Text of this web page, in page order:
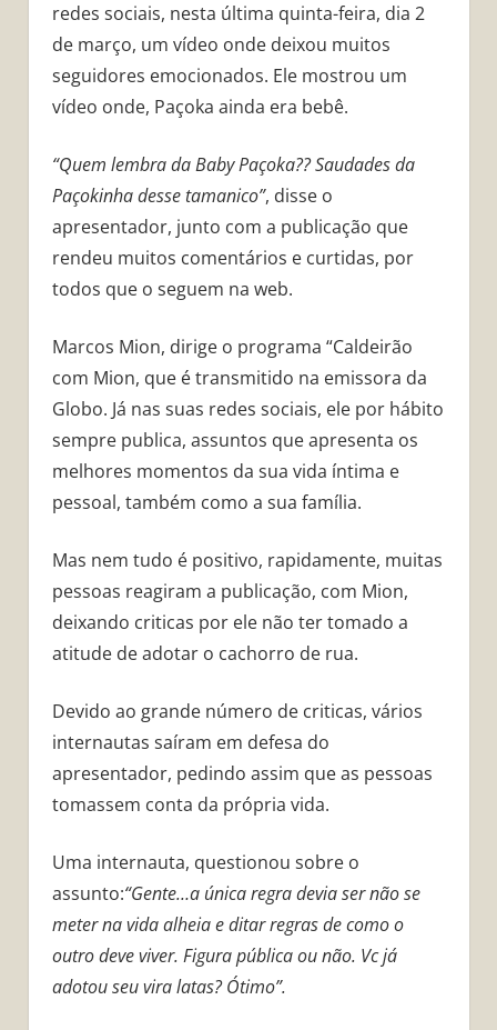
redes sociais, nesta última quinta-feira, dia 2
de março, um vídeo onde deixou muitos
seguidores emocionados. Ele mostrou um
vídeo onde, Paçoka ainda era bebê.
“Quem lembra da Baby Paçoka?? Saudades da
Paçokinha desse tamanico”, disse o
apresentador, junto com a publicação que
rendeu muitos comentários e curtidas, por
todos que o seguem na web.
Marcos Mion, dirige o programa “Caldeirão
com Mion, que é transmitido na emissora da
Globo. Já nas suas redes sociais, ele por hábito
sempre publica, assuntos que apresenta os
melhores momentos da sua vida íntima e
pessoal, também como a sua família.
Mas nem tudo é positivo, rapidamente, muitas
pessoas reagiram a publicação, com Mion,
deixando criticas por ele não ter tomado a
atitude de adotar o cachorro de rua.
Devido ao grande número de criticas, vários
internautas saíram em defesa do
apresentador, pedindo assim que as pessoas
tomassem conta da própria vida.
Uma internauta, questionou sobre o
assunto:“Gente…a única regra devia ser não se
meter na vida alheia e ditar regras de como o
outro deve viver. Figura pública ou não. Vc já
adotou seu vira latas? Ótimo”.